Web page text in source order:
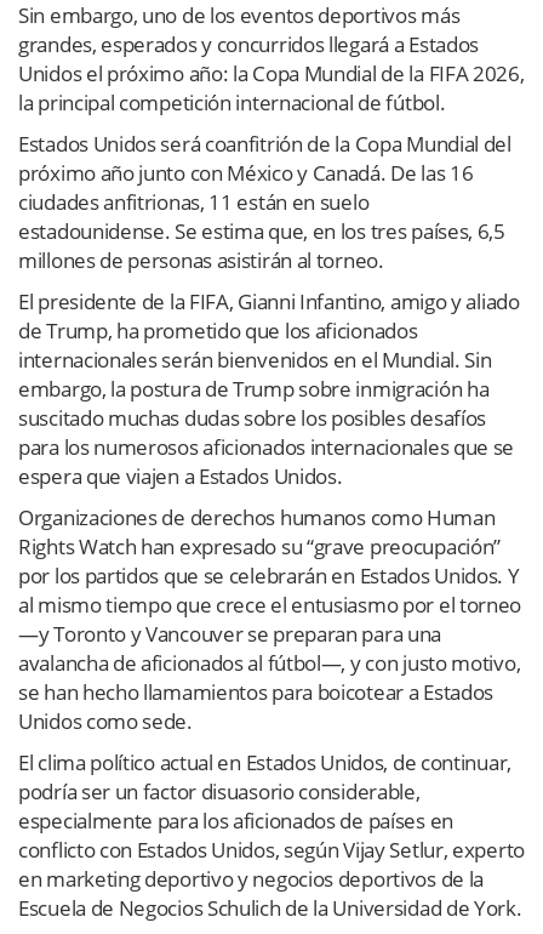
Sin embargo, uno de los eventos deportivos más
grandes, esperados y concurridos llegará a Estados
Unidos el próximo año: la Copa Mundial de la FIFA 2026,
la principal competición internacional de fútbol.
Estados Unidos será coanfitrión de la Copa Mundial del
próximo año junto con México y Canadá. De las 16
ciudades anfitrionas, 11 están en suelo
estadounidense. Se estima que, en los tres países, 6,5
millones de personas asistirán al torneo.
El presidente de la FIFA, Gianni Infantino, amigo y aliado
de Trump, ha prometido que los aficionados
internacionales serán bienvenidos en el Mundial. Sin
embargo, la postura de Trump sobre inmigración ha
suscitado muchas dudas sobre los posibles desafíos
para los numerosos aficionados internacionales que se
espera que viajen a Estados Unidos.
Organizaciones de derechos humanos como Human
Rights Watch han expresado su “grave preocupación”
por los partidos que se celebrarán en Estados Unidos. Y
al mismo tiempo que crece el entusiasmo por el torneo
—y Toronto y Vancouver se preparan para una
avalancha de aficionados al fútbol—, y con justo motivo,
se han hecho llamamientos para boicotear a Estados
Unidos como sede.
El clima político actual en Estados Unidos, de continuar,
podría ser un factor disuasorio considerable,
especialmente para los aficionados de países en
conflicto con Estados Unidos, según Vijay Setlur, experto
en marketing deportivo y negocios deportivos de la
Escuela de Negocios Schulich de la Universidad de York.